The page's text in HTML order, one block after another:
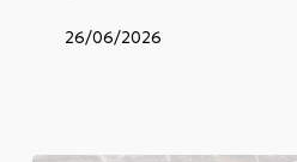
26/06/2026